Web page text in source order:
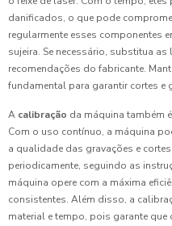
danificados, o que pode
regularmente esses componentes
sujeira. Se necessário, substitua
recomendações do fabricante.
fundamental para garantir cortes e
A calibração da máquina também
Com o uso contínuo, a máquina
a qualidade das gravações e
periodicamente, seguindo as
máquina opere com a máxima
consistentes. Além disso, a
material e tempo, pois garante